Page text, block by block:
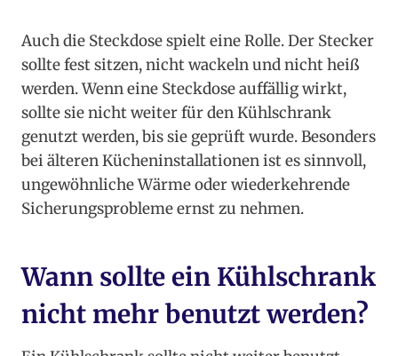
Auch die Steckdose spielt eine Rolle. Der Stecker
sollte fest sitzen, nicht wackeln und nicht heiß
werden. Wenn eine Steckdose auffällig wirkt,
sollte sie nicht weiter für den Kühlschrank
genutzt werden, bis sie geprüft wurde. Besonders
bei älteren Kücheninstallationen ist es sinnvoll,
ungewöhnliche Wärme oder wiederkehrende
Sicherungsprobleme ernst zu nehmen.
Wann sollte ein Kühlschrank
nicht mehr benutzt werden?